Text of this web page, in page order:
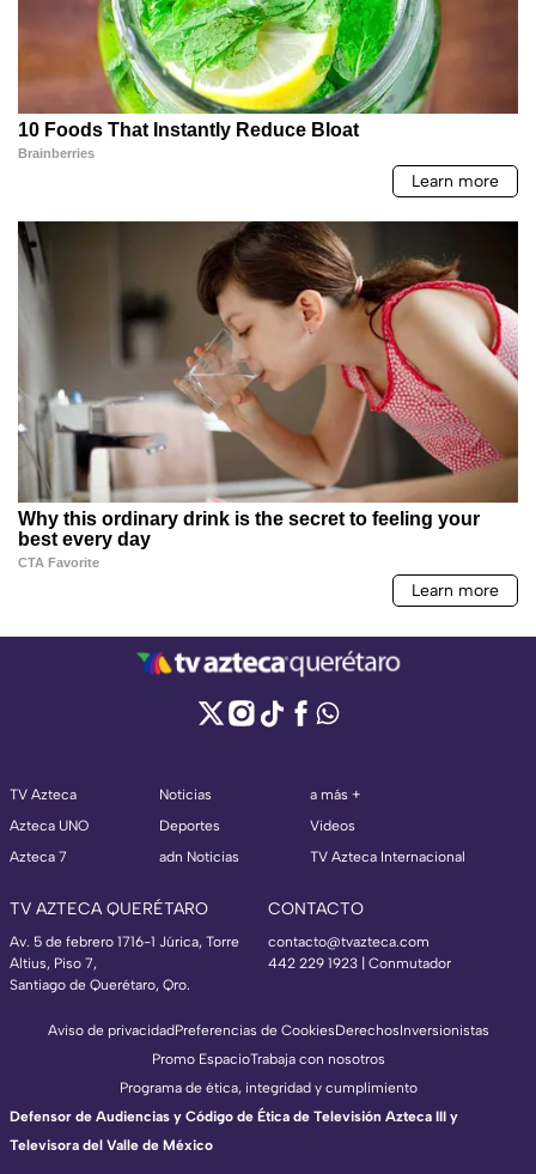
TV Azteca
Azteca UNO
Azteca 7
Noticias
Deportes
adn Noticias
a más +
Videos
TV Azteca Internacional
TV AZTECA QUERÉTARO
Av. 5 de febrero 1716-1 Júrica, Torre
Altius, Piso 7,
Santiago de Querétaro, Qro.
CONTACTO
contacto@tvazteca.com
442 229 1923 | Conmutador
Aviso de privacidadPreferencias de CookiesDerechosInversionistas
Promo EspacioTrabaja con nosotros
Programa de ética, integridad y cumplimiento
Defensor de Audiencias y Código de Ética de Televisión Azteca III y
Televisora del Valle de México